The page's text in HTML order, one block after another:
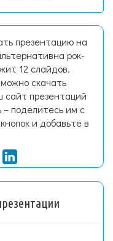
презентацию на
рок-
12 слайдов.
скачать
сайт презентаций
поделитесь им с
и добавьте в